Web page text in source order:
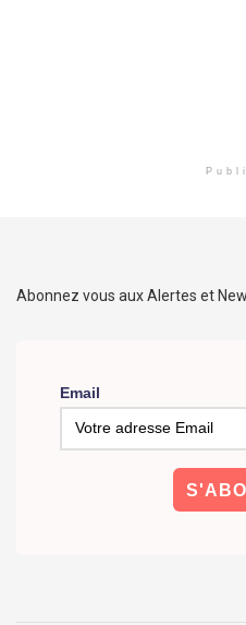
Abonnez vous aux Alertes et
Email